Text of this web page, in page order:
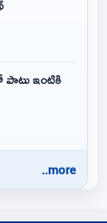
పాటు ఇంటికి
..more